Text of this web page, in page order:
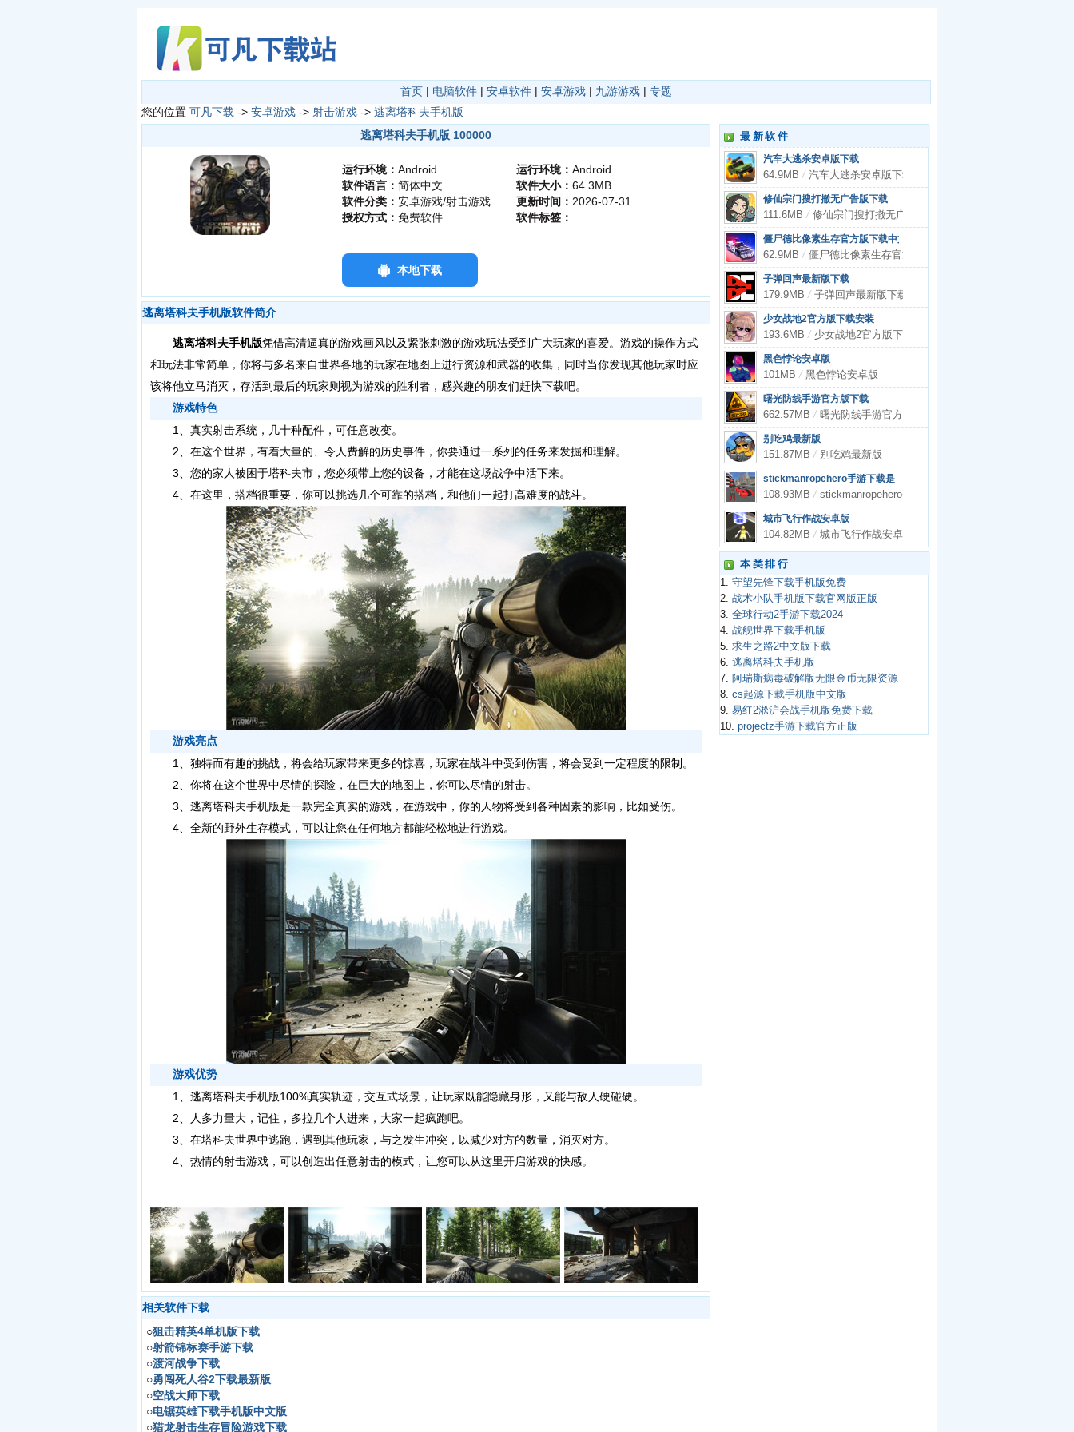
首页 | 电脑软件 | 安卓软件 | 安卓游戏 | 九游游戏 | 专题
您的位置 可凡下载 -> 安卓游戏 -> 射击游戏 -> 逃离塔科夫手机版
逃离塔科夫手机版 100000
运行环境： Android
软件语言： 简体中文
软件分类： 安卓游戏/射击游戏
授权方式： 免费软件
运行环境： Android
软件大小： 64.3MB
更新时间： 2026-07-31
软件标签：
本地下载
逃离塔科夫手机版软件简介
逃离塔科夫手机版凭借高清逼真的游戏画风以及紧张刺激的游戏玩法受到广大玩家的喜爱。游戏的操作方式
和玩法非常简单，你将与多名来自世界各地的玩家在地图上进行资源和武器的收集，同时当你发现其他玩家时应
该将他立马消灭，存活到最后的玩家则视为游戏的胜利者，感兴趣的朋友们赶快下载吧。
游戏特色
1、真实射击系统，几十种配件，可任意改变。
2、在这个世界，有着大量的、令人费解的历史事件，你要通过一系列的任务来发掘和理解。
3、您的家人被困于塔科夫市，您必须带上您的设备，才能在这场战争中活下来。
4、在这里，搭档很重要，你可以挑选几个可靠的搭档，和他们一起打高难度的战斗。
游戏亮点
1、独特而有趣的挑战，将会给玩家带来更多的惊喜，玩家在战斗中受到伤害，将会受到一定程度的限制。
2、你将在这个世界中尽情的探险，在巨大的地图上，你可以尽情的射击。
3、 逃离塔科夫手机版是一款完全真实的游戏，在游戏中，你的人物将受到各种因素的影响，比如受伤。
4、全新的野外生存模式，可以让您在任何地方都能轻松地进行游戏。
游戏优势
1、 逃离塔科夫手机版100%真实轨迹，交互式场景，让玩家既能隐藏身形，又能与敌人硬碰硬。
2、人多力量大，记住，多拉几个人进来，大家一起疯跑吧。
3、在塔科夫世界中逃跑，遇到其他玩家，与之发生冲突，以减少对方的数量，消灭对方。
4、热情的射击游戏，可以创造出任意射击的模式，让您可以从这里开启游戏的快感。
相关软件下载
○狙击精英4单机版下载
○射箭锦标赛手游下载
○渡河战争下载
○勇闯死人谷2下载最新版
○空战大师下载
○电锯英雄下载手机版中文版
○猎龙射击生存冒险游戏下载
最新软件
汽车大逃杀安卓版下载
64.9MB/ 汽车大逃杀安卓版下载
修仙宗门搜打撤无广告版下载
111.6MB/ 修仙宗门搜打撤无广告版下载
僵尸德比像素生存官方版下载中文
62.9MB/ 僵尸德比像素生存官方版下载中文
子弹回声最新版下载
179.9MB/ 子弹回声最新版下载
少女战地2官方版下载安装
193.6MB/ 少女战地2官方版下载安装
黑色悖论安卓版
101MB/ 黑色悖论安卓版
曙光防线手游官方版下载
662.57MB/ 曙光防线手游官方版下载
别吃鸡最新版
151.87MB/ 别吃鸡最新版
stickmanropehero手游下载是
108.93MB/ stickmanropehero手游下载是
城市飞行作战安卓版
104.82MB/ 城市飞行作战安卓版
本类排行
1. 守望先锋下载手机版免费
2. 战术小队手机版下载官网版正版
3. 全球行动2手游下载2024
4. 战舰世界下载手机版
5. 求生之路2中文版下载
6. 逃离塔科夫手机版
7. 阿瑞斯病毒破解版无限金币无限资源
8. cs起源下载手机版中文版
9. 易红2淞沪会战手机版免费下载
10. projectz手游下载官方正版